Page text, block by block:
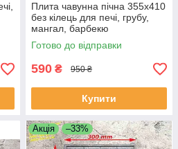
Плита чавунна пічна 355х410
без кілець для печі, грубу,
мангал, барбекю
Готово до відправки
590 ₴ 950 ₴
Купити
Акція –33%